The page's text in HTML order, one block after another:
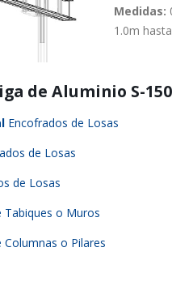
Medidas:
1.0m
de Aluminio S-150
Encofrados de Losas
de Losas
de Losas
Tabiques o Muros
Columnas o Pilares